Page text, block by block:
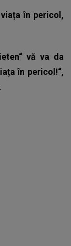
în pericol,
vă va da
în pericol!“,